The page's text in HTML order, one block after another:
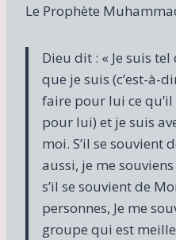
Le Prophète
Dieu dit : « Je suis
que je suis (c’est-à-
faire pour lui ce
pour lui) et je suis
moi. S’il se souvient
aussi, je me
s’il se souvient de
personnes, Je me
groupe qui est